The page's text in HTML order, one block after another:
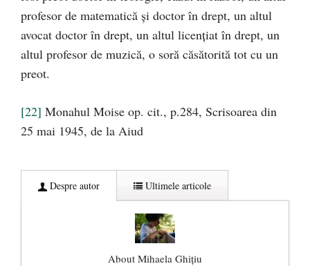
profesor de matematică şi doctor în drept, un altul
avocat doctor în drept, un altul licenţiat în drept, un
altul profesor de muzică, o soră căsătorită tot cu un
preot.
[22] Monahul Moise op. cit., p.284, Scrisoarea din
25 mai 1945, de la Aiud
Despre autor Ultimele articole
About Mihaela Ghiţiu